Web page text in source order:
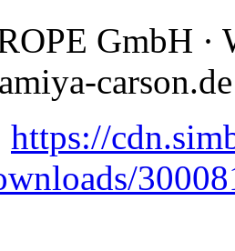
GmbH ·
https://